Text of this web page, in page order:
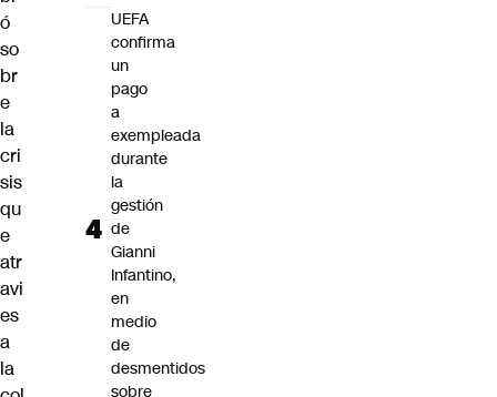
ó
so
br
e
la
cri
sis
qu
e
atr
avi
es
a
la
UEFA
confirma
un
pago
a
exempleada
durante
la
gestión
de
Gianni
Infantino,
en
medio
de
desmentidos
sobre